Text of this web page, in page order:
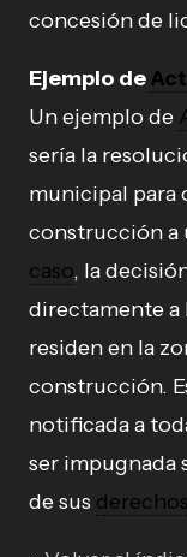
concesión de
Ejemplo de
Un ejemplo de
sería la
municipal para
construcción a
caso, la
directamente a
residen en la
construcción.
notificada a
ser impugnada
de sus derechos